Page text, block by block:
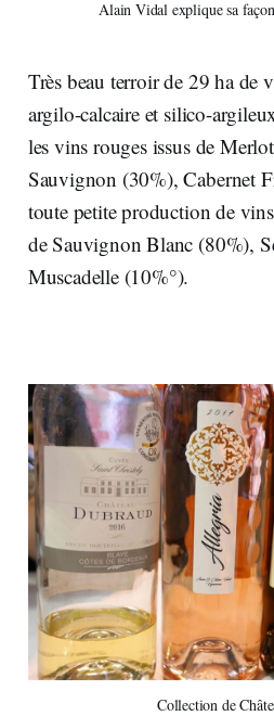
Alain Vidal explique sa
Très beau terroir de 29 ha de
argilo-calcaire et silico-
les vins rouges issus de
Sauvignon (30%), Cabernet
toute petite production de
de Sauvignon Blanc (80%),
Muscadelle (10%°).
Collection de